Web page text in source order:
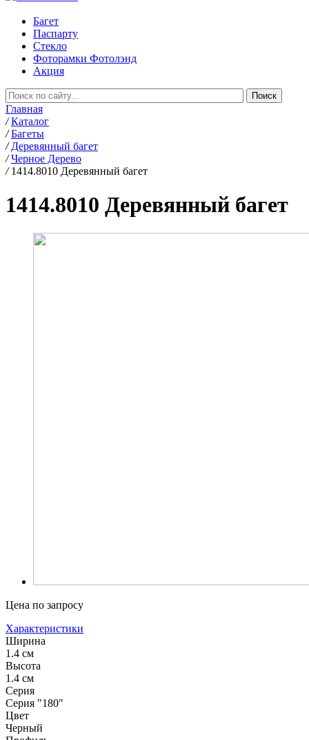
Багет
Паспарту
Стекло
Фоторамки Фотолэнд
Акция
Главная
/ Каталог
/ Багеты
/ Деревянный багет
/ Черное Дерево
/ 1414.8010 Деревянный багет
1414.8010 Деревянный багет
Цена по запросу
Характеристики
Ширина
1.4 см
Высота
1.4 см
Серия
Серия "180"
Цвет
Черный